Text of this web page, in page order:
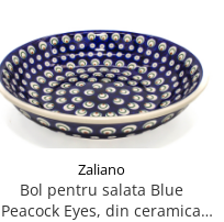
Zaliano
Bol pentru salata Blue
Peacock Eyes, din ceramica